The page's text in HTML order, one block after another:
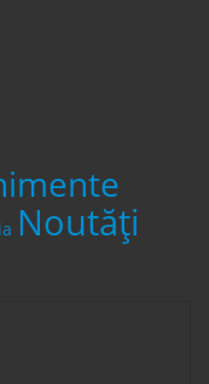
Noutăți